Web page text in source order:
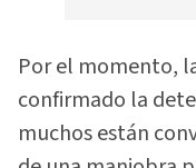
Por el momento,
confirmado la
muchos están